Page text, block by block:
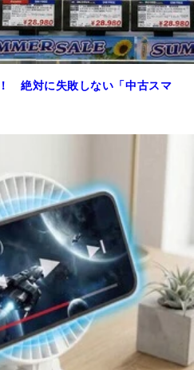
絶対に失敗しない「中古スマ